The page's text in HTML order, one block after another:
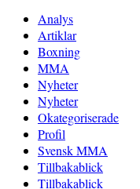
Analys
Artiklar
Boxning
MMA
Nyheter
Nyheter
Okategoriserade
Profil
Svensk MMA
Tillbakablick
Tillbakablick